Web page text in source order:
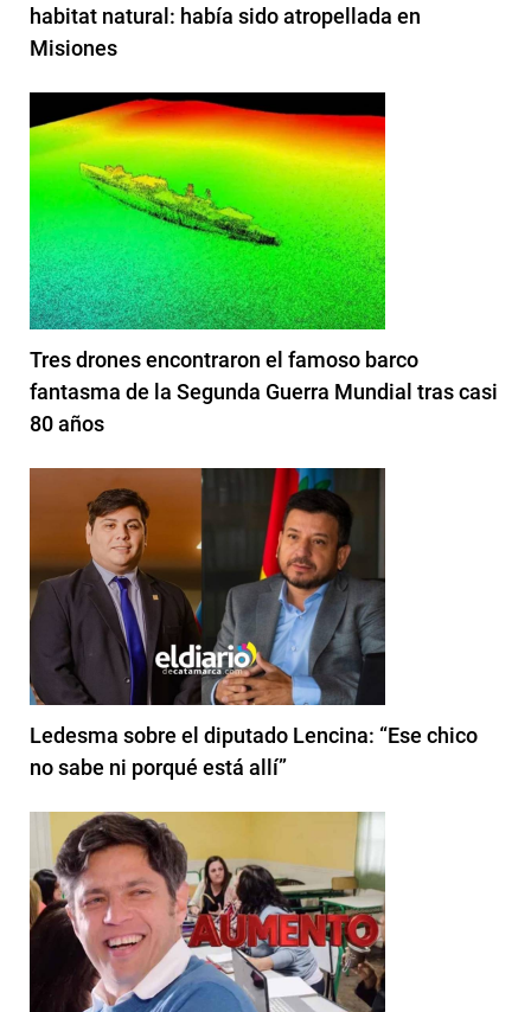
habitat natural: había sido atropellada en
Misiones
Tres drones encontraron el famoso barco
fantasma de la Segunda Guerra Mundial tras casi
80 años
Ledesma sobre el diputado Lencina: “Ese chico
no sabe ni porqué está allí”